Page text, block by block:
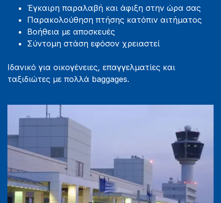
Έγκαιρη παραλαβή και άφιξη στην ώρα σας
Παρακολούθηση πτήσης κατόπιν αιτήματος
Βοήθεια με αποσκευές
Σύντομη στάση εφόσον χρειαστεί
Ιδανικό για οικογένειες, επαγγελματίες και
ταξιδιώτες με πολλά baggages.